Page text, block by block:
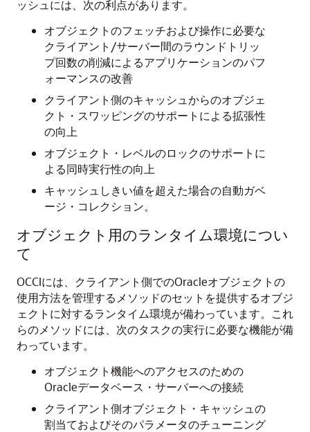
ッシュには、次の利点があります。
オブジェクトのフェッチおよび操作に必要な
クライアント/サーバー間のラウンドトリッ
プ回数の削減によるアプリケーションのパフ
ォーマンスの改善
クライアント側のキャッシュからのオブジェ
クト・スワッピングのサポートによる拡張性
の向上
オブジェクト・レベルのロックのサポートに
よる同時実行性の向上
キャッシュしきい値を超えた場合の自動ガベ
ージ・コレクション。
オブジェクト用のランタイム環境につい
て
OCCIには、クライアント側でのOracleオブジェクトの
使用方法を管理するメソッドのセットを提供するオブジ
ェクトに対するランタイム環境が備わっています。これ
らのメソッドには、次のタスクの実行に必要な機能が備
わっています。
オブジェクト機能へのアクセスのための
Oracleデータベース・サーバーへの接続
クライアント側オブジェクト・キャッシュの
割当ておよびそのパラメータのチューニング